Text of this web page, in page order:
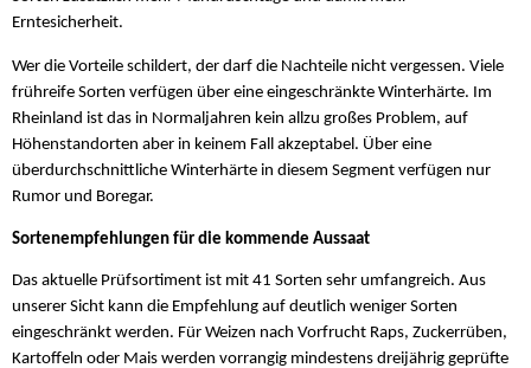
Erntesicherheit.
Wer die Vorteile schildert, der darf die Nachteile nicht vergessen. Viele
frühreife Sorten verfügen über eine eingeschränkte Winterhärte. Im
Rheinland ist das in Normaljahren kein allzu großes Problem, auf
Höhenstandorten aber in keinem Fall akzeptabel. Über eine
überdurchschnittliche Winterhärte in diesem Segment verfügen nur
Rumor und Boregar.
Sortenempfehlungen für die kommende Aussaat
Das aktuelle Prüfsortiment ist mit 41 Sorten sehr umfangreich. Aus
unserer Sicht kann die Empfehlung auf deutlich weniger Sorten
eingeschränkt werden. Für Weizen nach Vorfrucht Raps, Zuckerrüben,
Kartoffeln oder Mais werden vorrangig mindestens dreijährig geprüfte